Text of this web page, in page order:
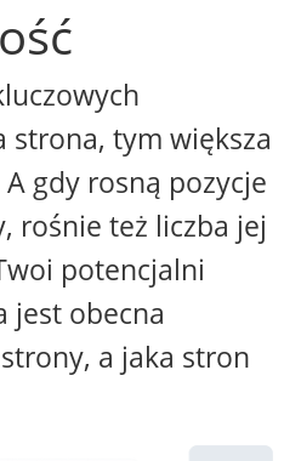
strona, tym większa
gdy rosną pozycje
rośnie też liczba jej
potencjalni
jest obecna
a jaka stron